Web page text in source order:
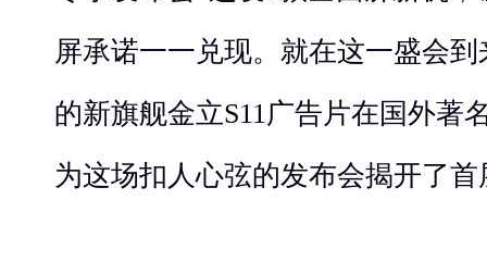
屏承诺一一兑现。就在这一盛会
的新旗舰金立S11广告片在国外著
为这场扣人心弦的发布会揭开了首